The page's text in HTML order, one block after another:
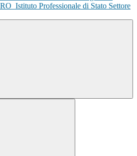
Istituto Professionale di Stato Settore